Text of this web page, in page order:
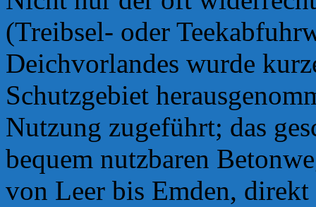
(Treibsel- oder
Deichvorlandes wurde
Schutzgebiet
Nutzung zugeführt; das
bequem nutzbaren
von Leer bis Emden,